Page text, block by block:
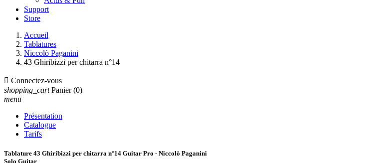
Support
Store
Accueil
Tablatures
Niccolò Paganini
43 Ghiribizzi per chitarra n°14
 Connectez-vous
shopping_cart Panier (0)
menu
Présentation
Catalogue
Tarifs
Tablature 43 Ghiribizzi per chitarra n°14 Guitar Pro - Niccolò Paganini
Solo Guitar